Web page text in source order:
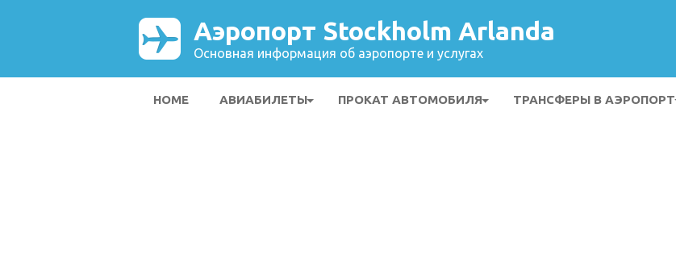
Аэропорт Stockholm Arlanda
Основная информация об аэропорте и услугах
HOME АВИАБИЛЕТЫ ПРОКАТ АВТОМОБИЛЯ ТРАНСФЕРЫ В АЭРОПОРТ